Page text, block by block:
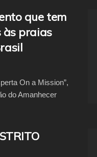
que tem
às praias
On a Mission”,
do Amanhecer